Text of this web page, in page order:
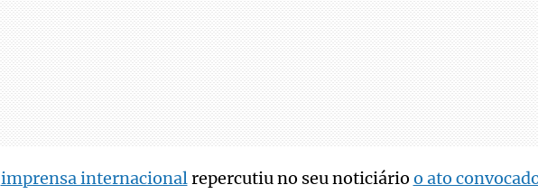
imprensa internacionalrepercutiu no seu noticiário o ato